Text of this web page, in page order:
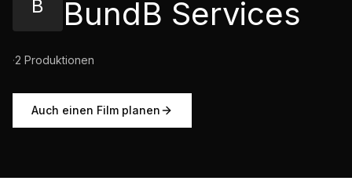
B BundB Services
·2 Produktionen
Auch einen Film planen